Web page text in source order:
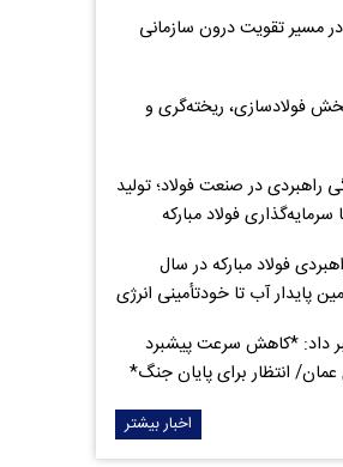
در مسیر تقویت درون سازمانی
بخش فولادسازی، ریخته‌گری و
راهبردی در صنعت فولاد؛ تولید
سرمایه‌گذاری فولاد مبارکه
فولاد مبارکه در سال
داد: *کاهش سرعت پیشبرد
عمان/ انتظار برای پایان جنگ*
اخبار بیشتر